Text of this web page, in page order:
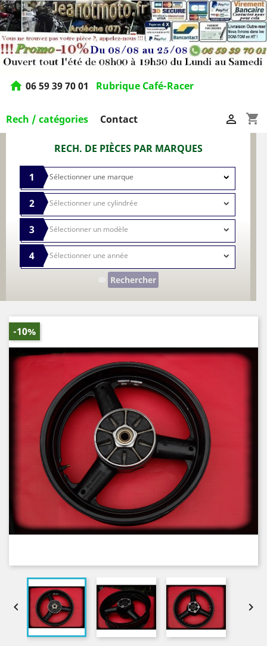
home 06 59 39 70 01 Rubrique Café-Racer
Rech / catégories Contact shopping_cart

RECH. DE PIÈCES PAR MARQUES
1
2
3
4
Rechercher
-10%
 